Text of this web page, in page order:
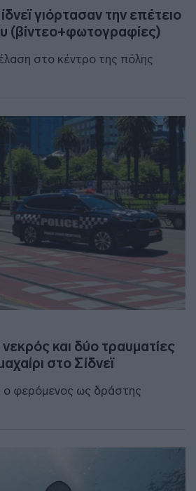
γιόρτασαν την επέτειο
(βίντεο+φωτογραφίες)
στο κέντρο της πόλης
και δύο τραυματίες
στο Σίδνεϊ
ο φερόμενος ως δράστης